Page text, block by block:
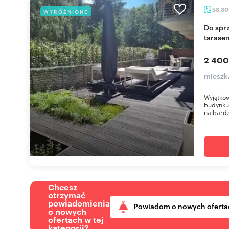
WYRÓŻNIONE 53,30
Do sprzedania luksusowy apartament 53 m² z
2
Chcesz
otrzymać
powiadomienia
o nowych
ofertach w tej
Powiadom o nowych